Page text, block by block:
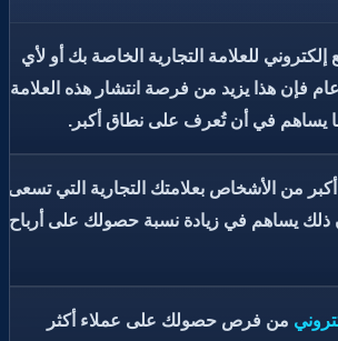
للعلامة التجارية الخاصة بك أو لأي
فإن هذا يزيد من فرصة انتشار هذه العلامة
يساهم في أن تُعرف على نطاق أكبر.
من الأشخاص بعلامتك التجارية التي تسعى
ذلك يساهم في زيادة نسبة حصولك على أرباح
من فرص حصولك على عملاء أكثر